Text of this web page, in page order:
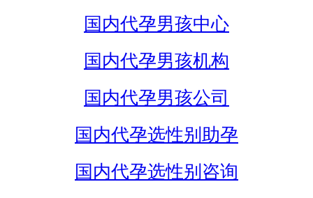
国内代孕男孩中心
国内代孕男孩机构
国内代孕男孩公司
国内代孕选性别助孕
国内代孕选性别咨询